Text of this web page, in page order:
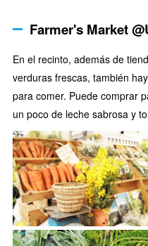
Farmer's Market
En el recinto, además de
verduras frescas, también
para comer. Puede comprar
un poco de leche sabrosa y